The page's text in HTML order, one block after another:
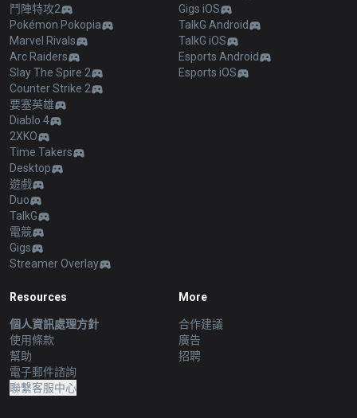
鬥陣特攻2
Pokémon Pokopia
Marvel Rivals
Arc Raiders
Slay The Spire 2
Counter Strike 2
要塞英雄
Diablo 4
2XKO
Time Takers
Desktop
遊戲
Duo
TalkG
電競
Gigs
Streamer Overlay
Gigs iOS
TalkG Android
TalkG iOS
Esports Android
Esports iOS
Resources
個人資訊處理方針
使用條款
幫助
電子郵件諮詢
聯繫客服中心
More
合作建議
廣告
招聘